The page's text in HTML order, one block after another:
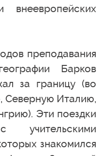
преподавания
Барков
за границу (во
Италию,
Эти поездки
знакомился